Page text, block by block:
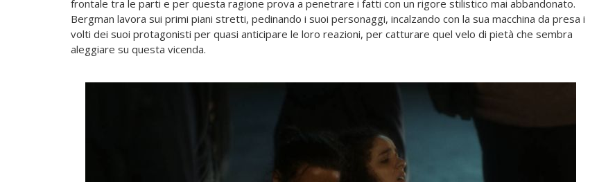
frontale tra le parti e per questa ragione prova a penetrare i fatti con un rigore stilistico mai abbandonato.
Bergman lavora sui primi piani stretti, pedinando i suoi personaggi, incalzando con la sua macchina da presa i
volti dei suoi protagonisti per quasi anticipare le loro reazioni, per catturare quel velo di pietà che sembra
aleggiare su questa vicenda.